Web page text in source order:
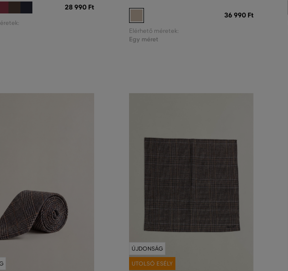
28 990 Ft
36 990 Ft
Elérhető méretek:
Egy méret
ÚJDONSÁG
UTOLSÓ ESÉLY